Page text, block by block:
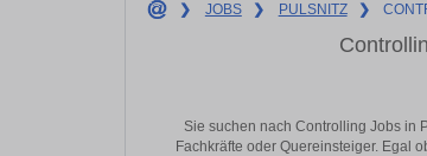
❯ JOBS ❯ PULSNITZ ❯
Sie suchen nach Controlling Jobs in
Fachkräfte oder Quereinsteiger. Egal